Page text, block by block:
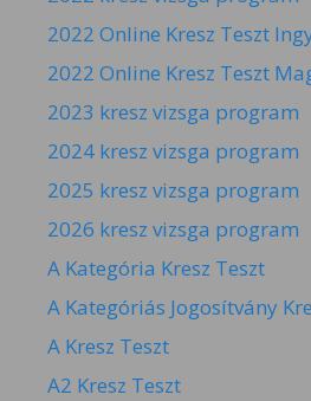
2022 Online Kresz Teszt
2022 Online Kresz Teszt
2023 kresz vizsga program
2024 kresz vizsga program
2025 kresz vizsga program
2026 kresz vizsga program
A Kategória Kresz Teszt
A Kategóriás Jogosítvány
A Kresz Teszt
A2 Kresz Teszt